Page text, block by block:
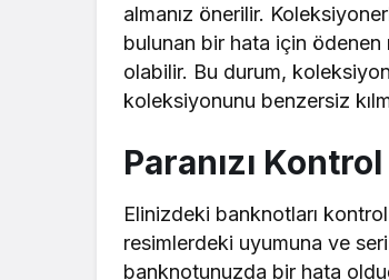
almanız önerilir.
bulunan bir hata için
olabilir. Bu durum,
koleksiyonunu benzersiz
Paranızı
Elinizdeki banknotları kontrol
resimlerdeki uyumuna ve
banknotunuzda bir hata